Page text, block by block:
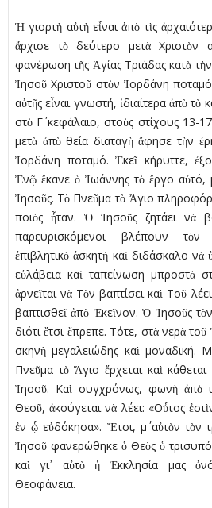
Ἡ γιορτὴ αὐτὴ εἶναι ἀπὸ τὶς
ἄρχισε τὸ δεύτερο μετὰ Χριστὸν
φανέρωση τῆς Ἁγίας Τριάδας κατὰ
Ἰησοῦ Χριστοῦ στὸν Ἰορδάνη
αὐτῆς εἶναι γνωστή, ἰδιαίτερα ἀπὸ
στὸ Γ΄ κεφάλαιο, στοὺς στίχους
μετὰ ἀπὸ θεία διαταγὴ ἄφησε τὴν
Ἰορδάνη ποταμό. Ἐκεῖ κήρυττε,
Ἐνῷ ἔκανε ὁ Ἰωάννης τὸ ἔργο αὐτό,
Ἰησοῦς. Τὸ Πνεῦμα τὸ Ἅγιο
ποιὸς ἦταν. Ὁ Ἰησοῦς ζητάει νὰ
παρευρισκόμενοι βλέπουν
ἐπιβλητικὸ ἀσκητὴ καὶ διδάσκαλο
εὐλάβεια καὶ ταπείνωση μπροστὰ
ἀρνεῖται νὰ Τὸν βαπτίσει καὶ Τοῦ
βαπτισθεῖ ἀπὸ Ἐκεῖνον. Ὁ Ἰησοῦς
διότι ἔτσι ἔπρεπε. Τότε, στὰ νερὰ
σκηνὴ μεγαλειώδης καὶ μοναδική.
Πνεῦμα τὸ Ἅγιο ἔρχεται καὶ
Ἰησοῦ. Καὶ συγχρόνως, φωνὴ ἀπὸ
Θεοῦ, ἀκούγεται νὰ λέει: «Οὖτος
ἐν ᾧ εὐδόκησα». Ἔτσι, μ΄ αὐτὸν τὸν
Ἰησοῦ φανερώθηκε ὁ Θεὸς ὁ
καὶ γι᾿ αὐτὸ ἡ Ἐκκλησία μας
Θεοφάνεια.